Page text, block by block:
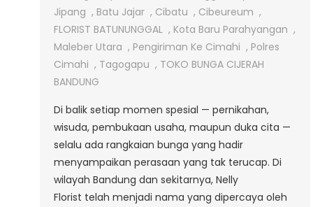
Papan
Cimahi
Jipang , Batu Jajar , Cibatu , Cibeureum ,
FLORIST BATUNUNGGAL , Kota Baru Parahyangan ,
Maleber Utara , Pengiriman Ke Cimahi , Polres
Cimahi , Tagogapu , TOKO BUNGA CIJERAH
BANDUNG
Di balik setiap momen spesial — pernikahan,
wisuda, pembukaan usaha, maupun duka cita —
selalu ada rangkaian bunga yang hadir
menyampaikan perasaan yang tak terucap. Di
wilayah Bandung dan sekitarnya, Nelly
Florist telah menjadi nama yang dipercaya oleh